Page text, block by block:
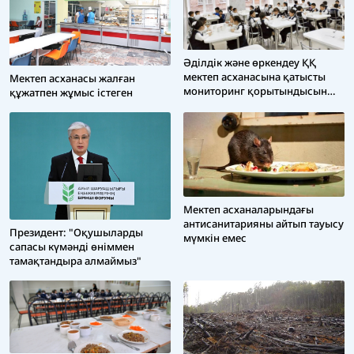
Мектеп асханасы жалған
құжатпен жұмыс істеген
Әділдік және өркендеу ҚҚ
мектеп асханасына қатысты
мониторинг қорытындысын
Президент: "Оқушыларды
сапасы күмәнді өніммен
тамақтандыра алмаймыз"
Мектеп асханаларындағы
антисанитарияны айтып тауысу
мүмкін емес